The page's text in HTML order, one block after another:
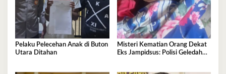
Pelaku Pelecehan Anak di Buton
Utara Ditahan
Misteri Kematian Orang Dekat
Eks Jampidsus: Polisi Geledah